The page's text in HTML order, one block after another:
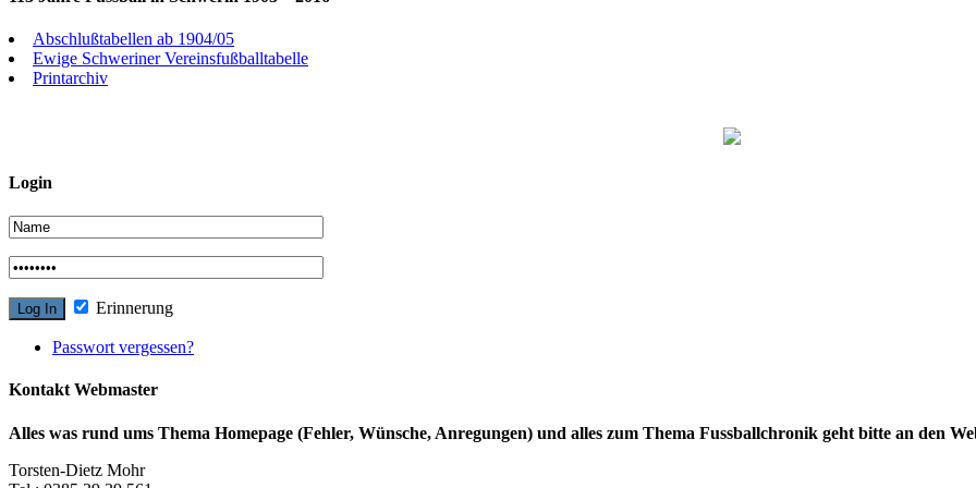
Abschlußtabellen ab 1904/05
Ewige Schweriner Vereinsfußballtabelle
Printarchiv
Login
Erinnerung
Passwort vergessen?
Kontakt Webmaster
Alles was rund ums Thema Homepage (Fehler, Wünsche, Anregungen) und alles zum Thema Fussballchronik geht bitte an den
Torsten-Dietz Mohr